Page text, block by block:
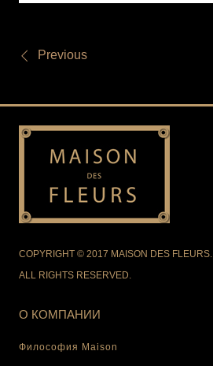
Previous
COPYRIGHT © 2017 MAISON DES FLEURS.
ALL RIGHTS RESERVED.
О КОМПАНИИ
Философия Maison